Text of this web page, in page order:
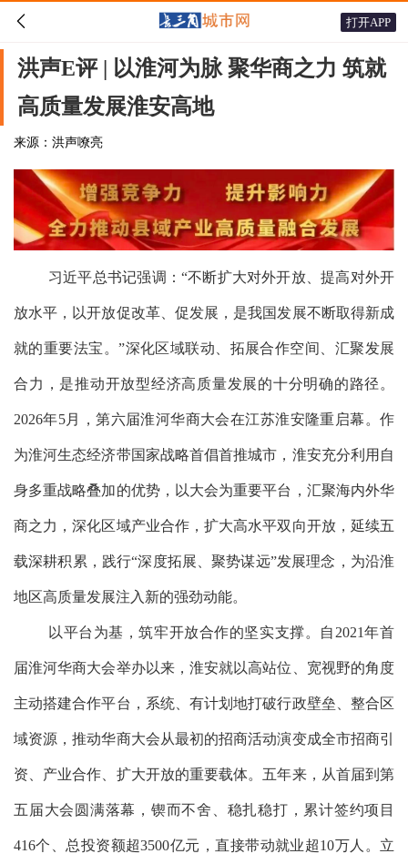
 打开APP
洪声E评 | 以淮河为脉 聚华商之力 筑就
高质量发展淮安高地
来源：洪声嘹亮
习近平总书记强调：“不断扩大对外开放、提高对外开
放水平，以开放促改革、促发展，是我国发展不断取得新成
就的重要法宝。”深化区域联动、拓展合作空间、汇聚发展
合力，是推动开放型经济高质量发展的十分明确的路径。
2026年5月，第六届淮河华商大会在江苏淮安隆重启幕。作
为淮河生态经济带国家战略首倡首推城市，淮安充分利用自
身多重战略叠加的优势，以大会为重要平台，汇聚海内外华
商之力，深化区域产业合作，扩大高水平双向开放，延续五
载深耕积累，践行“深度拓展、聚势谋远”发展理念，为沿淮
地区高质量发展注入新的强劲动能。
以平台为基，筑牢开放合作的坚实支撑。自2021年首
届淮河华商大会举办以来，淮安就以高站位、宽视野的角度
主动搭建合作平台，系统、有计划地打破行政壁垒、整合区
域资源，推动华商大会从最初的招商活动演变成全市招商引
资、产业合作、扩大开放的重要载体。五年来，从首届到第
五届大会圆满落幕，锲而不舍、稳扎稳打，累计签约项目
416个、总投资额超3500亿元，直接带动就业超10万人。立